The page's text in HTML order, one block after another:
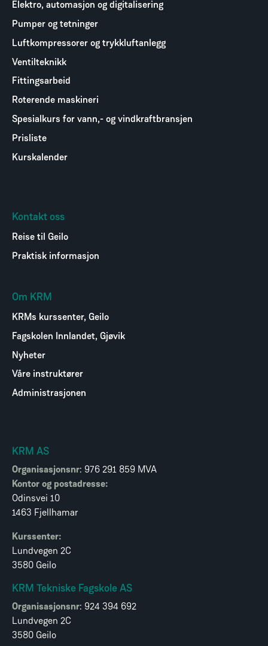
Elektro, automasjon og digitalisering
Pumper og tetninger
Luftkompressorer og trykkluftanlegg
Ventilteknikk
Fittingsarbeid
Roterende maskineri
Spesialkurs for vann,- og vindkraftbransjen
Prisliste
Kurskalender
Kontakt oss
Reise til Geilo
Praktisk informasjon
Om KRM
KRMs kurssenter, Geilo
Fagskolen Innlandet, Gjøvik
Nyheter
Våre instruktører
Administrasjonen
KRM AS
Organisasjonsnr: 976 291 859 MVA
Kontor og postadresse:
Odinsvei 10
1463 Fjellhamar
Kurssenter:
Lundvegen 2C
3580 Geilo
KRM Tekniske Fagskole AS
Organisasjonsnr: 924 394 692
Lundvegen 2C
3580 Geilo